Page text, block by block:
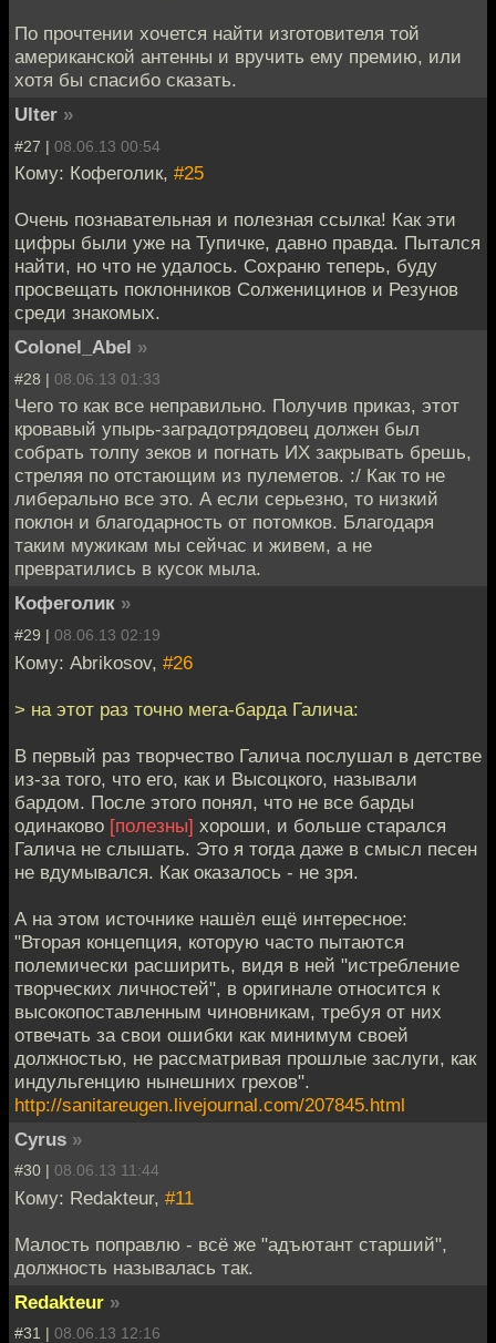
По прочтении хочется найти изготовителя той
американской антенны и вручить ему премию, или
хотя бы спасибо сказать.
Ulter »
#27 | 08.06.13 00:54
Кому: Кофеголик, #25
Очень познавательная и полезная ссылка! Как эти
цифры были уже на Тупичке, давно правда. Пытался
найти, но что не удалось. Сохраню теперь, буду
просвещать поклонников Солженицинов и Резунов
среди знакомых.
Colonel_Abel »
#28 | 08.06.13 01:33
Чего то как все неправильно. Получив приказ, этот
кровавый упырь-заградотрядовец должен был
собрать толпу зеков и погнать ИХ закрывать брешь,
стреляя по отстающим из пулеметов. :/ Как то не
либерально все это. А если серьезно, то низкий
поклон и благодарность от потомков. Благодаря
таким мужикам мы сейчас и живем, а не
превратились в кусок мыла.
Кофеголик »
#29 | 08.06.13 02:19
Кому: Abrikosov, #26
> на этот раз точно мега-барда Галича:
В первый раз творчество Галича послушал в детстве
из-за того, что его, как и Высоцкого, называли
бардом. После этого понял, что не все барды
одинаково [полезны] хороши, и больше старался
Галича не слышать. Это я тогда даже в смысл песен
не вдумывался. Как оказалось - не зря.
А на этом источнике нашёл ещё интересное:
"Вторая концепция, которую часто пытаются
полемически расширить, видя в ней "истребление
творческих личностей", в оригинале относится к
высокопоставленным чиновникам, требуя от них
отвечать за свои ошибки как минимум своей
должностью, не рассматривая прошлые заслуги, как
индульгенцию нынешних грехов".
http://sanitareugen.livejournal.com/207845.html
Cyrus »
#30 | 08.06.13 11:44
Кому: Redakteur, #11
Малость поправлю - всё же "адъютант старший",
должность называлась так.
Redakteur »
#31 | 08.06.13 12:16